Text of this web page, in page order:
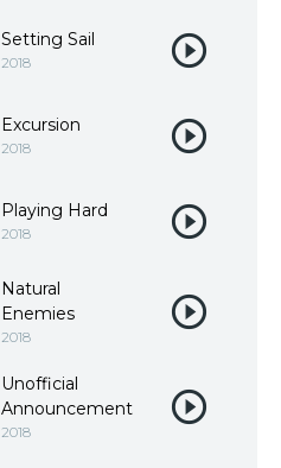
Setting Sail
2018
Excursion
2018
Playing Hard
2018
Natural
Enemies
2018
Unofficial
Announcement
2018